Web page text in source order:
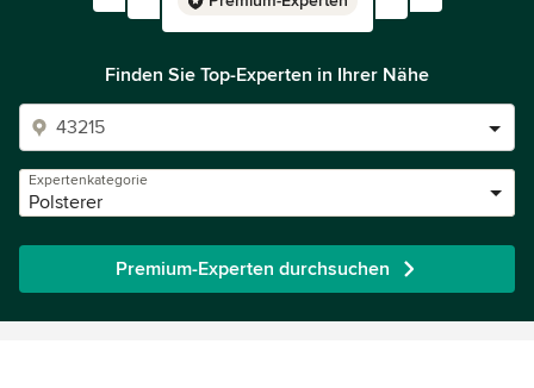
Finden Sie Top-Experten in Ihrer Nähe
Expertenkategorie
Polsterer
Premium-Experten durchsuchen